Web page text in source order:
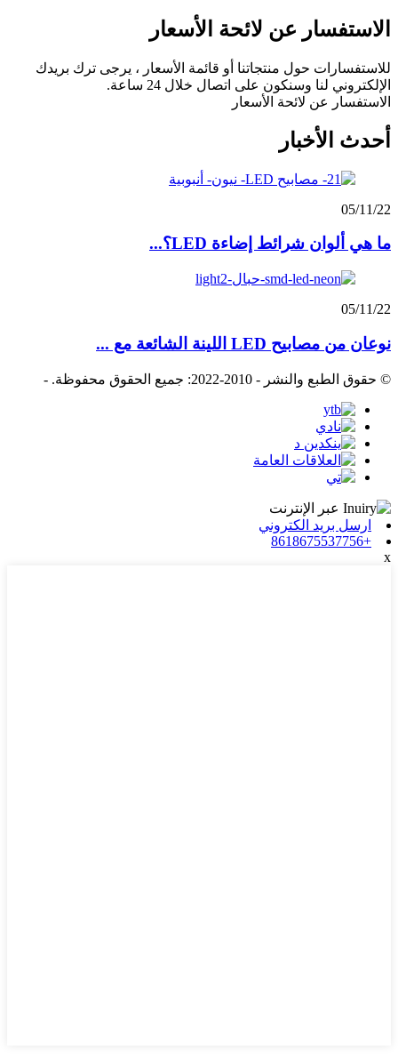
الاستفسار عن لائحة الأسعار
للاستفسارات حول منتجاتنا أو قائمة الأسعار ، يرجى ترك بريدك
الإلكتروني لنا وسنكون على اتصال خلال 24 ساعة.
الاستفسار عن لائحة الأسعار
أحدث الأخبار
05/11/22
ما هي ألوان شرائط إضاءة LED؟...
05/11/22
نوعان من مصابيح LED اللينة الشائعة مع ...
© حقوق الطبع والنشر - 2010-2022: جميع الحقوق محفوظة. -
ارسل بريد الكتروني
+8618675537756
x